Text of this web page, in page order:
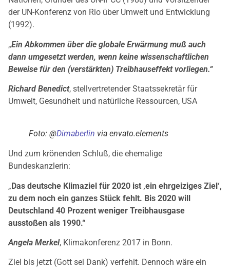
der UN-Konferenz von Rio über Umwelt und Entwicklung
(1992).
„Ein Abkommen über die globale Erwärmung muß auch
dann umgesetzt werden, wenn keine wissenschaftlichen
Beweise für den (verstärkten) Treibhauseffekt vorliegen.“
Richard Benedict, stellvertretender Staatssekretär für
Umwelt, Gesundheit und natürliche Ressourcen, USA
Foto: @Dimaberlin via envato.elements
Und zum krönenden Schluß, die ehemalige
Bundeskanzlerin:
„Das deutsche Klimaziel für 2020 ist ‚ein ehrgeiziges Ziel‘,
zu dem noch ein ganzes Stück fehlt. Bis 2020 will
Deutschland 40 Prozent weniger Treibhausgase
ausstoßen als 1990.“
Angela Merkel, Klimakonferenz 2017 in Bonn.
Ziel bis jetzt (Gott sei Dank) verfehlt. Dennoch wäre ein